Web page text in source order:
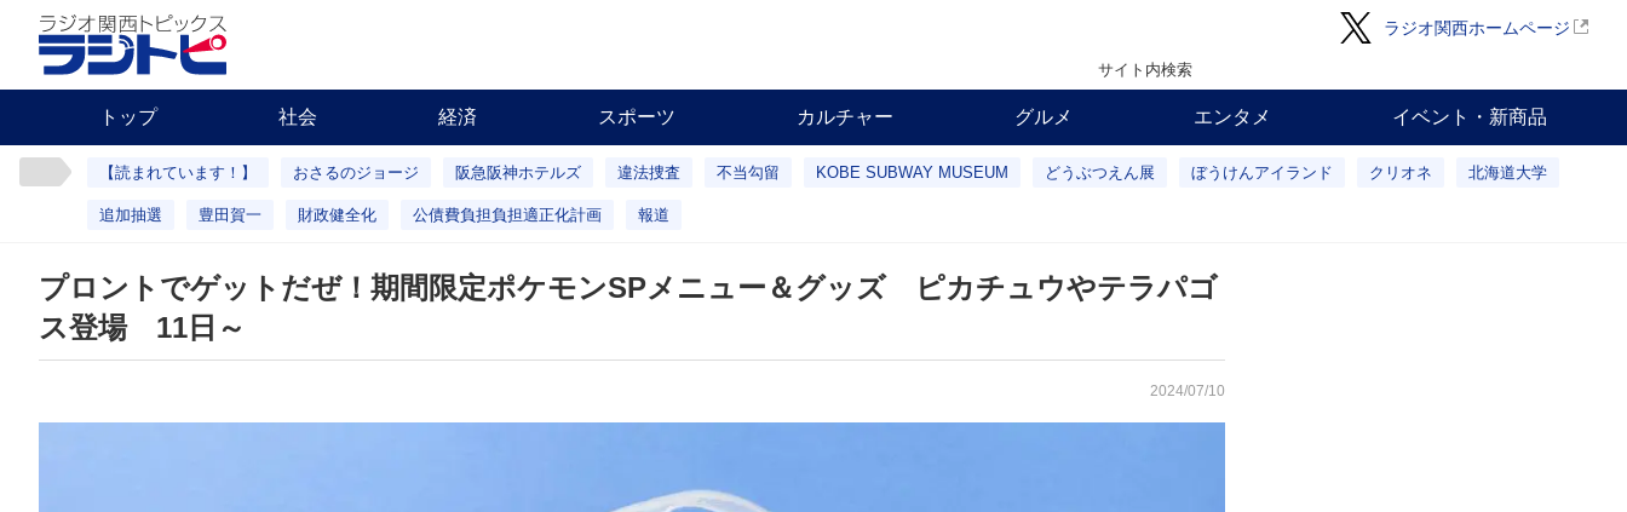
ラジオ関西ホームページ
サイト内検索
トップ 社会 経済 スポーツ カルチャー グルメ エンタメ イベント・新商品
【読まれています！】 おさるのジョージ 阪急阪神ホテルズ 違法捜査 不当勾留 KOBE SUBWAY MUSEUM どうぶつえん展 ぼうけんアイランド クリオネ 北海道大学
追加抽選 豊田賀一 財政健全化 公債費負担負担適正化計画 報道
プロントでゲットだぜ！期間限定ポケモンSPメニュー＆グッズ ピカチュウやテラパゴ
ス登場 11日～
2024/07/10